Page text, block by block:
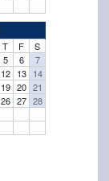
T F
S
5 6
7
12 13 14
19 20 21
26 27 28